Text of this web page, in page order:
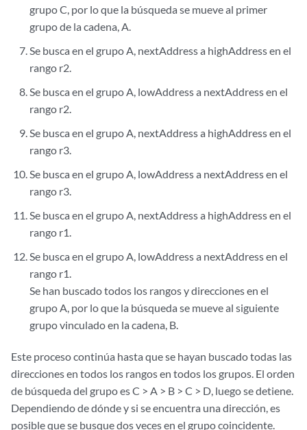
grupo C, por lo que la búsqueda se mueve al primer
grupo de la cadena, A.
Se busca en el grupo A, nextAddress a highAddress en el
rango r2.
Se busca en el grupo A, lowAddress a nextAddress en el
rango r2.
Se busca en el grupo A, nextAddress a highAddress en el
rango r3.
Se busca en el grupo A, lowAddress a nextAddress en el
rango r3.
Se busca en el grupo A, nextAddress a highAddress en el
rango r1.
Se busca en el grupo A, lowAddress a nextAddress en el
rango r1.
Se han buscado todos los rangos y direcciones en el
grupo A, por lo que la búsqueda se mueve al siguiente
grupo vinculado en la cadena, B.
Este proceso continúa hasta que se hayan buscado todas las
direcciones en todos los rangos en todos los grupos. El orden
de búsqueda del grupo es C > A > B > C > D, luego se detiene.
Dependiendo de dónde y si se encuentra una dirección, es
posible que se busque dos veces en el grupo coincidente.